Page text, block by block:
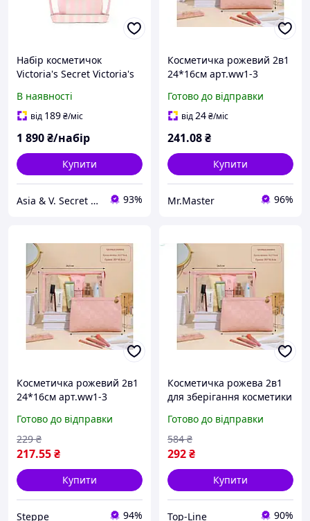
Набір косметичок
Victoria's Secret Victoria's
Bag, 2 в 1 в Рожеву
смужку
В наявності
від 189₴/міс
1 890₴/набір
Купити
Asia & V. Secret - Косметика Кореї та Японії & Victoria's Secret Шоу-рум 93%
Косметичка рожевий 2в1
24*16см арт.ww1-3
Готово до відправки
від24₴/міс
241.08₴
Купити
Mr.Master 96%
Косметичка рожевий 2в1
24*16см арт.ww1-3
Готово до відправки
217.55₴
229 ₴
Купити
Steppe 94%
Косметичка рожева 2в1
для зберігання косметики
24х16 см
Готово до відправки
292₴
584 ₴
Купити
Top-Line 90%